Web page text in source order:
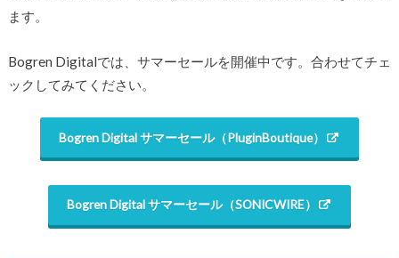
ます。
Bogren Digitalでは、サマーセールを開催中です。合わせてチェ
ックしてみてください。
Bogren Digital サマーセール（PluginBoutique）
Bogren Digital サマーセール（SONICWIRE）